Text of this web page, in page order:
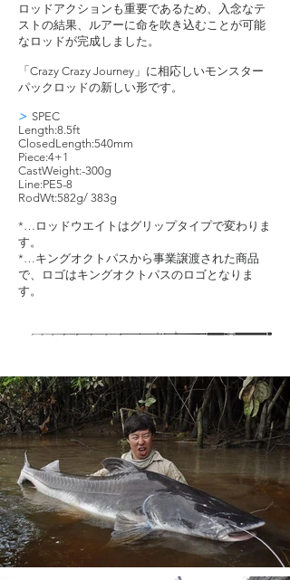
ロッドアクションも重要であるため、入念なテ
ストの結果、ルアーに命を吹き込むことが可能
なロッドが完成しました。
「Crazy Crazy Journey」に相応しいモンスター
パックロッドの新しい形です。
> SPEC
Length:8.5ft
ClosedLength:540mm
Piece:4+1
CastWeight:-300g
Line:PE5-8
RodWt:582g/ 383g
*…ロッドウエイトはグリップタイプで変わりま
す。
*…キングオクトパスから事業譲渡された商品
で、ロゴはキングオクトパスのロゴとなりま
す。